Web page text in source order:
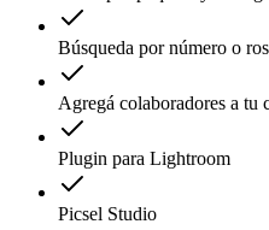
Búsqueda por número o
Agregá colaboradores a tu
Plugin para Lightroom
Picsel Studio